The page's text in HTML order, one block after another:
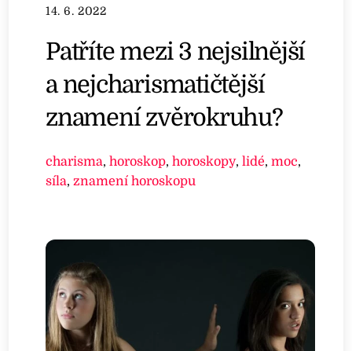
14. 6. 2022
Patříte mezi 3 nejsilnější
a nejcharismatičtější
znamení zvěrokruhu?
charisma,horoskop,horoskopy,lidé,moc,
síla,znamení horoskopu